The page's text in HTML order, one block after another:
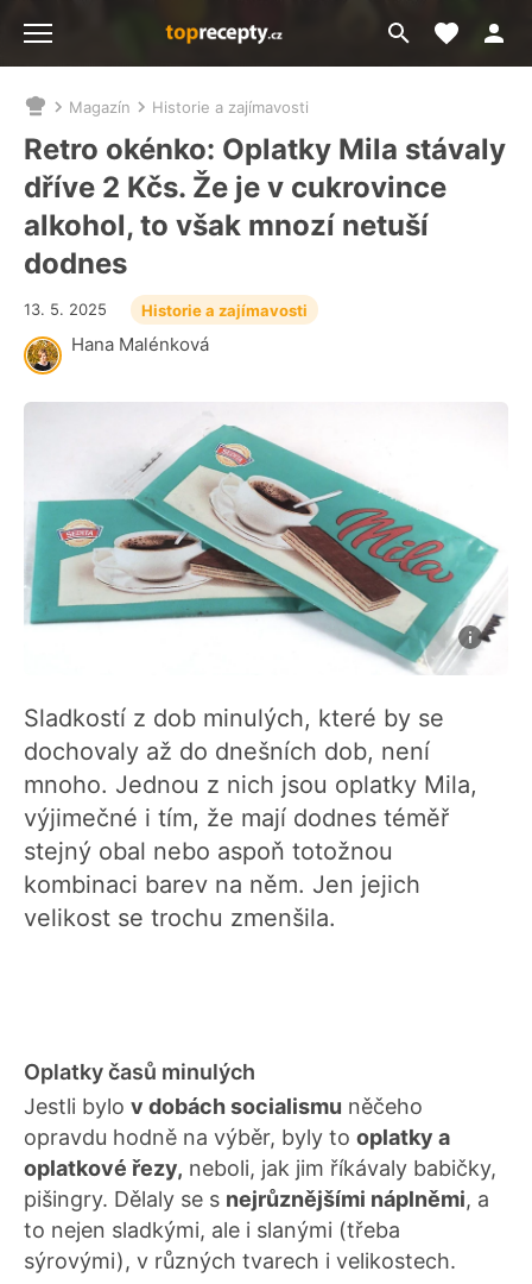
Přejít
na
Moje
Nacházíte
se
zde:
Magazín Historie a zajímavosti
Retro okénko: Oplatky Mila stávaly
dříve 2 Kčs. Že je v cukrovince
alkohol, to však mnozí netuší
dodnes
Hana Malénková
13. 5. 2025 Historie a zajímavosti
Sladkostí z dob minulých, které by se
dochovaly až do dnešních dob, není
mnoho. Jednou z nich jsou oplatky Mila,
výjimečné i tím, že mají dodnes téměř
stejný obal nebo aspoň totožnou
kombinaci barev na něm. Jen jejich
velikost se trochu zmenšila.
Oplatky časů minulých
Jestli bylo v dobách socialismu něčeho
opravdu hodně na výběr, byly to oplatky a
oplatkové řezy, neboli, jak jim říkávaly babičky,
pišingry. Dělaly se s nejrůznějšími náplněmi, a
to nejen sladkými, ale i slanými (třeba
sýrovými), v různých tvarech i velikostech.